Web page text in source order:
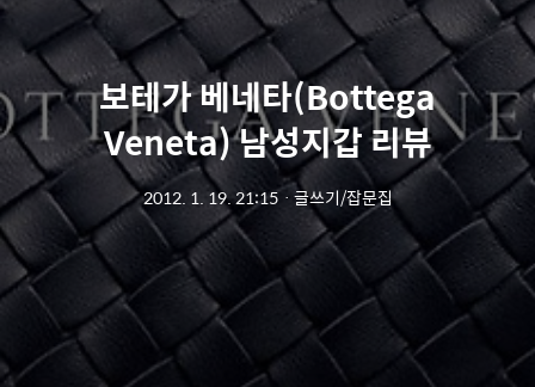
보테가 베네타(Bottega
Veneta) 남성지갑 리뷰
2012. 1. 19. 21:15ㆍ 글쓰기/잡문집